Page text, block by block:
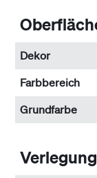
Dekor
Farbbereich
Grundfarbe
Verlegung